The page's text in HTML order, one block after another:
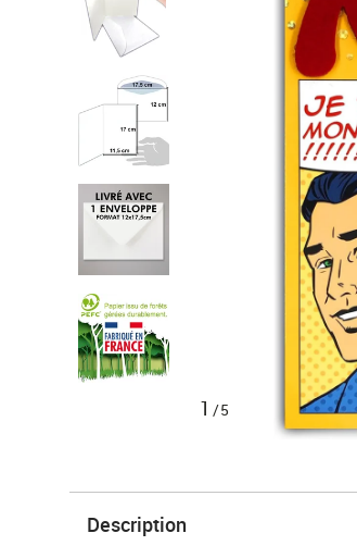
1 /5
Description